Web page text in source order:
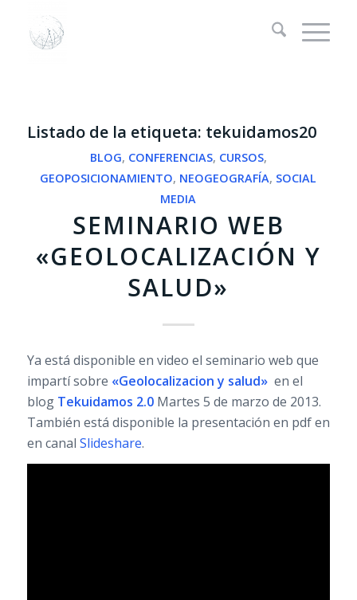
Listado de la etiqueta: tekuidamos20
BLOG, CONFERENCIAS, CURSOS,
GEOPOSICIONAMIENTO, NEOGEOGRAFÍA, SOCIAL
MEDIA
SEMINARIO WEB
«GEOLOCALIZACIÓN Y
SALUD»
Ya está disponible en video el seminario web que
impartí sobre «Geolocalizacion y salud»en el
blog Tekuidamos 2.0 Martes 5 de marzo de 2013.
También está disponible la presentación en pdf en
en canal Slideshare.